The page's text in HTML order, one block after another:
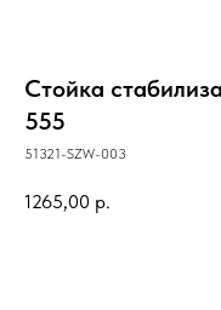
Стойка
555
51321-SZW-003
1265,00 р.